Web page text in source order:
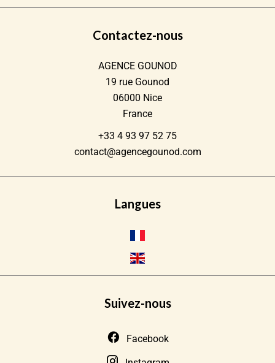
Contactez-nous
AGENCE GOUNOD
19 rue Gounod
06000 Nice
France
+33 4 93 97 52 75
contact@agencegounod.com
Langues
Suivez-nous
Facebook